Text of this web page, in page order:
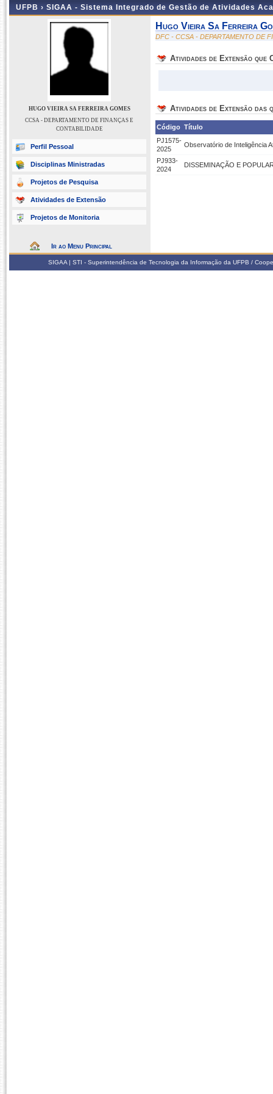
UFPB › SIGAA - Sistema Integrado de Gestão de Atividades
HUGO VIEIRA SA FERREIRA GOMES
CCSA - DEPARTAMENTO DE FINANÇAS E
CONTABILIDADE
Perfil Pessoal
Disciplinas Ministradas
Projetos de Pesquisa
Atividades de Extensão
Projetos de Monitoria
Ir ao Menu Principal
Hugo Vieira Sa Ferreira
DFC - CCSA - DEPARTAMENTO DE
Atividades de Extensão que
Atividades de Extensão das
Código Título
PJ1575-
2025
Observatório de Inteligência
PJ933-
2024
DISSEMINAÇÃO E
SIGAA | STI - Superintendência de Tecnologia da Informação da UFPB /